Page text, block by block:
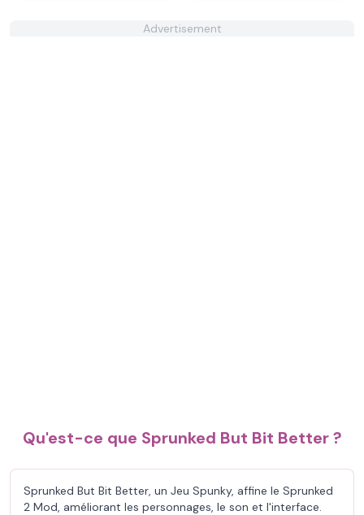
Advertisement
Qu'est-ce que Sprunked But Bit Better ?
Sprunked But Bit Better, un Jeu Spunky, affine le Sprunked
2 Mod, améliorant les personnages, le son et l'interface.